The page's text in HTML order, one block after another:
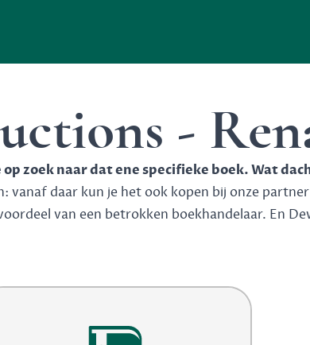
-
zoek naar dat ene specifieke boek. Wat
daar kun je het ook kopen bij onze
van een betrokken boekhandelaar. En